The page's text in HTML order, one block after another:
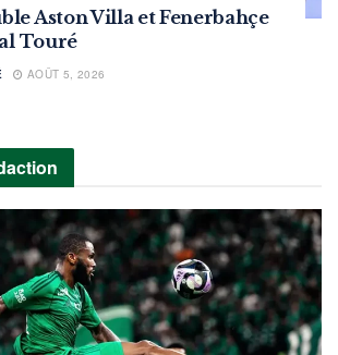
Aston Villa et Fenerbahçe
Touré
AOÛT 5, 2026